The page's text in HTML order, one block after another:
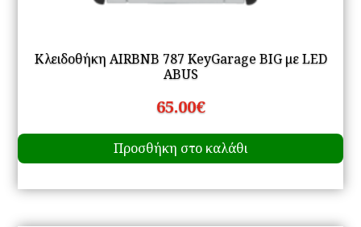
Κλειδοθήκη AIRBNB 787 KeyGarage BIG με LED
ABUS
65.00€
Προσθήκη στο καλάθι